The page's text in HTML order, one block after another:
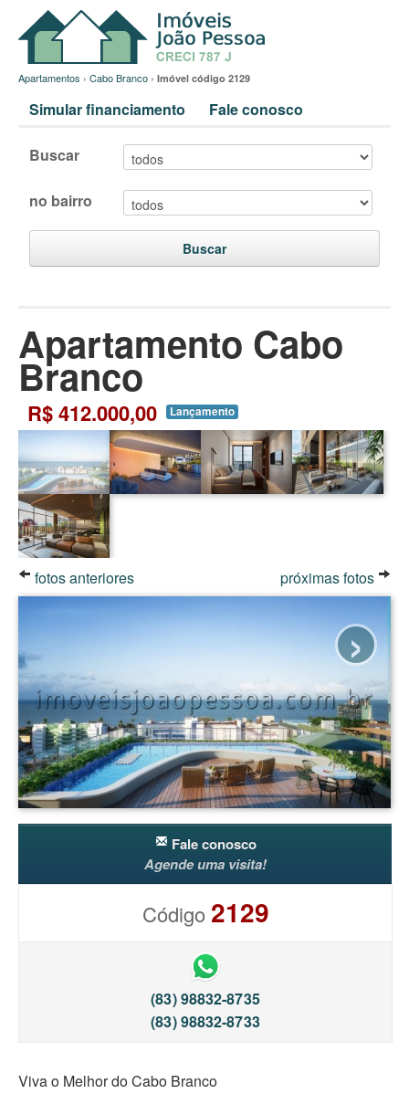
Apartamentos › Cabo Branco › Imóvel código 2129
Simular financiamento Fale conosco
Buscar
no bairro
Buscar
Apartamento Cabo
Branco
R$ 412.000,00 Lançamento
fotos anteriores próximas fotos
›
Fale conosco
Agende uma visita!
Código2129
(83) 98832-8735
(83) 98832-8733
Viva o Melhor do Cabo Branco